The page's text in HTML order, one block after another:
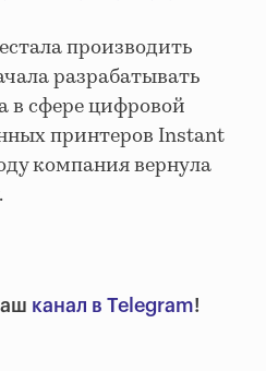
производить
разрабатывать
в сфере цифровой
принтеров Instant
компания вернула
канал в Telegram!